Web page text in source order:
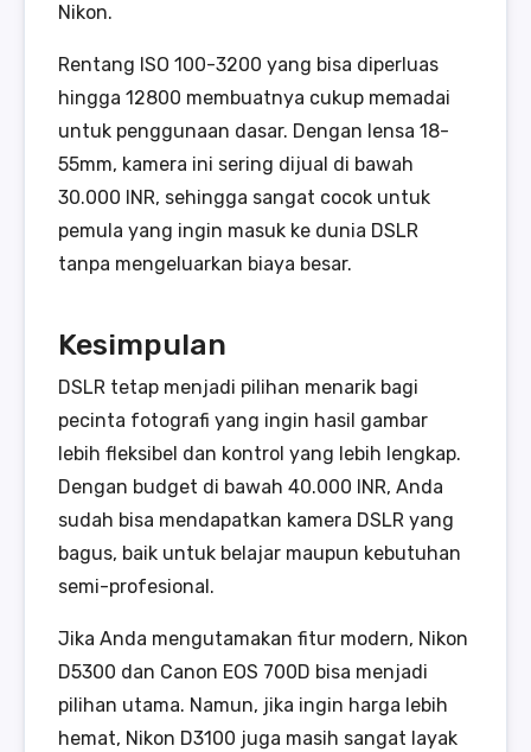
Nikon.
Rentang ISO 100-3200 yang bisa diperluas
hingga 12800 membuatnya cukup memadai
untuk penggunaan dasar. Dengan lensa 18-
55mm, kamera ini sering dijual di bawah
30.000 INR, sehingga sangat cocok untuk
pemula yang ingin masuk ke dunia DSLR
tanpa mengeluarkan biaya besar.
Kesimpulan
DSLR tetap menjadi pilihan menarik bagi
pecinta fotografi yang ingin hasil gambar
lebih fleksibel dan kontrol yang lebih lengkap.
Dengan budget di bawah 40.000 INR, Anda
sudah bisa mendapatkan kamera DSLR yang
bagus, baik untuk belajar maupun kebutuhan
semi-profesional.
Jika Anda mengutamakan fitur modern, Nikon
D5300 dan Canon EOS 700D bisa menjadi
pilihan utama. Namun, jika ingin harga lebih
hemat, Nikon D3100 juga masih sangat layak